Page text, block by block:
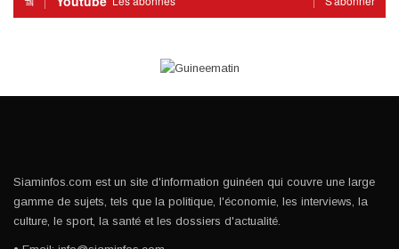
Siaminfos.com est un site d'information guinéen qui couvre une large
gamme de sujets, tels que la politique, l'économie, les interviews, la
culture, le sport, la santé et les dossiers d'actualité.